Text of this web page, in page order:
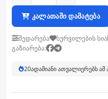
კალათაში დამატება
შედარება სურვილების სია
გაზიარება:
20ადამიანი ათვალიერებს